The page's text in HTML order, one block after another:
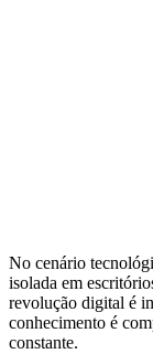
No cenário
isolada em
revolução digital é
conhecimento é
constante.